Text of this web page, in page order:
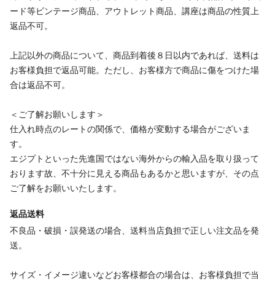
ード等ビンテージ商品、アウトレット商品、講座は商品の性質上
返品不可。
上記以外の商品について、商品到着後８日以内であれば、送料は
お客様負担で返品可能。ただし、お客様方で商品に傷をつけた場
合は返品不可。
＜ご了解お願いします＞
仕入れ時点のレートの関係で、価格が変動する場合がございま
す。
エジプトといった先進国ではない海外からの輸入品を取り扱って
おります故、不十分に見える商品もあるかと思いますが、その点
ご了解をお願いいたします。
返品送料
不良品・破損・誤発送の場合、送料当店負担で正しい注文品を発
送。
サイズ・イメージ違いなどお客様都合の場合は、お客様負担で当